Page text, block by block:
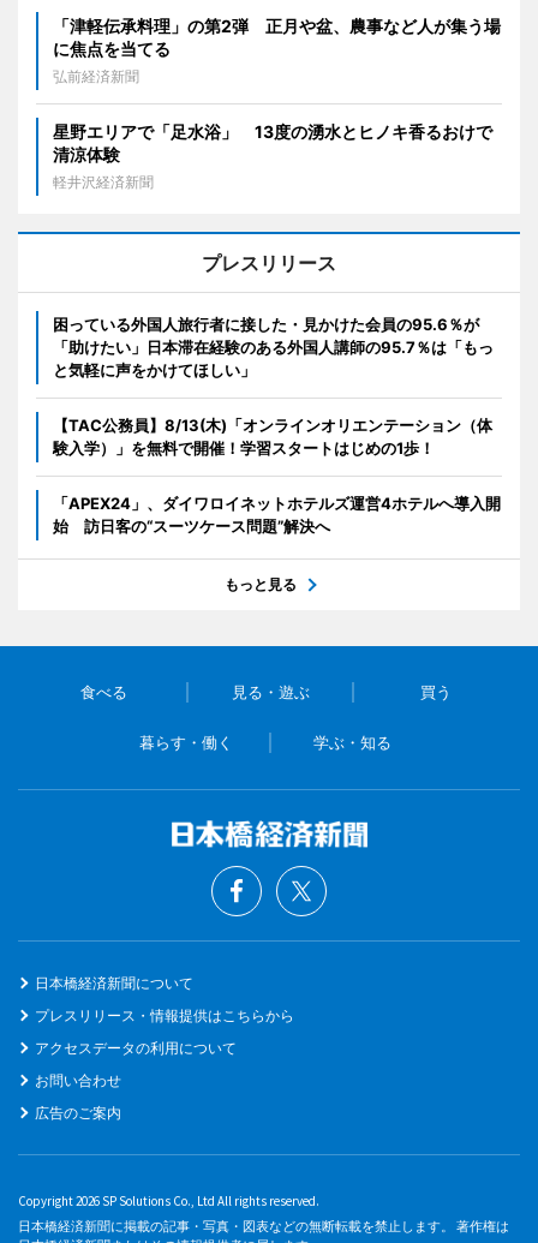
「津軽伝承料理」の第2弾 正月や盆、農事など人が集う場
に焦点を当てる
弘前経済新聞
星野エリアで「足水浴」 13度の湧水とヒノキ香るおけで
清涼体験
軽井沢経済新聞
プレスリリース
困っている外国人旅行者に接した・見かけた会員の95.6％が
「助けたい」日本滞在経験のある外国人講師の95.7％は「もっ
と気軽に声をかけてほしい」
【TAC公務員】8/13(木)「オンラインオリエンテーション（体
験入学）」を無料で開催！学習スタートはじめの1歩！
「APEX24」、ダイワロイネットホテルズ運営4ホテルへ導入開
始 訪日客の“スーツケース問題”解決へ
もっと見る
食べる 見る・遊ぶ 買う
暮らす・働く 学ぶ・知る
日本橋経済新聞について
プレスリリース・情報提供はこちらから
アクセスデータの利用について
お問い合わせ
広告のご案内
Copyright 2026 SP Solutions Co., Ltd All rights reserved.
日本橋経済新聞に掲載の記事・写真・図表などの無断転載を禁止します。 著作権は